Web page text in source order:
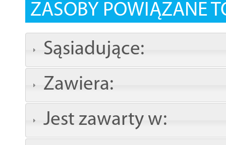
ZASOBY POWIĄZANE
Sąsiadujące:
Zawiera:
Jest zawarty w: